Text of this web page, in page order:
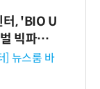
터, 'BIO U
빅파마
지원…K
두보 확
] 뉴스룸 바